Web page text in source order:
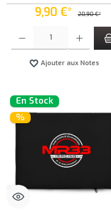
9,90 €* 20,90 €*
Ajouter aux Notes
En Stock
%